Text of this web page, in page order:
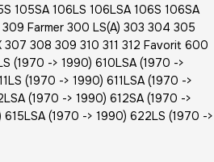
105SA 106LS 106LSA 106S 106SA
Farmer 300 LS(A) 303 304 305
307 308 309 310 311 312 Favorit 600
(1970 -> 1990) 610LSA (1970 ->
(1970 -> 1990) 611LSA (1970 ->
(1970 -> 1990) 612SA (1970 ->
(1970 -> 1990) 622LS (1970 ->